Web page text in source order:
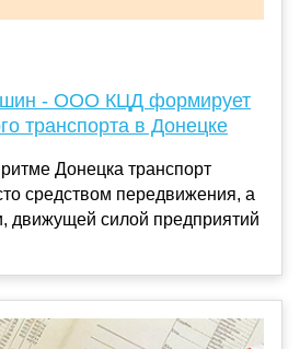
- ООО КЦД формирует
транспорта в Донецке
Донецка транспорт
средством передвижения, а
движущей силой предприятий